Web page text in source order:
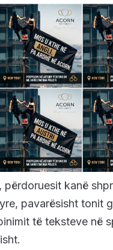
përdoruesit kanë
pavarësisht tonit
të teksteve në